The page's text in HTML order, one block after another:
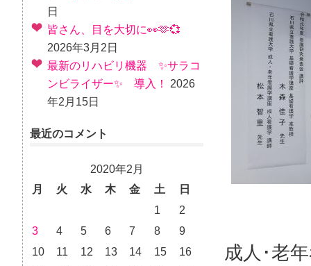
成人･老
日
皆さん、目を大切に👀🫶💞
2026年3月2日
最新のリハビリ機器 ✨サラコ
ンビライザー✨ 導入！
2026
年2月15日
最近のコメント
2020年2月
月
火 水 木 金 土
日
1
2
3
4 5 6 7 8
9
10
11 12 13 14 15
16